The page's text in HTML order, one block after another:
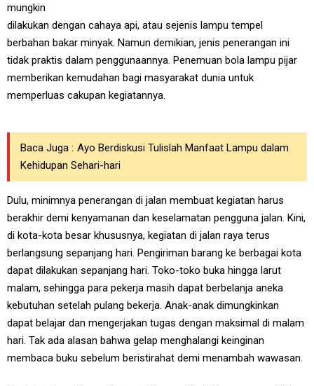
mungkin
dilakukan dengan cahaya api, atau sejenis lampu tempel
berbahan bakar minyak. Namun demikian, jenis penerangan ini
tidak praktis dalam penggunaannya. Penemuan bola lampu pijar
memberikan kemudahan bagi masyarakat dunia untuk
memperluas cakupan kegiatannya.
Baca Juga : Ayo Berdiskusi Tulislah Manfaat Lampu dalam
Kehidupan Sehari-hari
Dulu, minimnya penerangan di jalan membuat kegiatan harus
berakhir demi kenyamanan dan keselamatan pengguna jalan. Kini,
di kota-kota besar khususnya, kegiatan di jalan raya terus
berlangsung sepanjang hari. Pengiriman barang ke berbagai kota
dapat dilakukan sepanjang hari. Toko-toko buka hingga larut
malam, sehingga para pekerja masih dapat berbelanja aneka
kebutuhan setelah pulang bekerja. Anak-anak dimungkinkan
dapat belajar dan mengerjakan tugas dengan maksimal di malam
hari. Tak ada alasan bahwa gelap menghalangi keinginan
membaca buku sebelum beristirahat demi menambah wawasan.